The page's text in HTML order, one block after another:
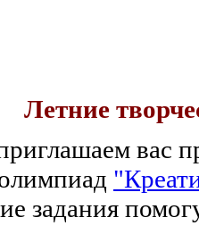
Летние
вас
задания